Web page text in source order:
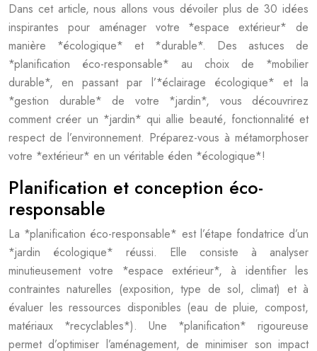
Dans cet article, nous allons vous dévoiler plus de 30 idées
inspirantes pour aménager votre *espace extérieur* de
manière *écologique* et *durable*. Des astuces de
*planification éco-responsable* au choix de *mobilier
durable*, en passant par l’*éclairage écologique* et la
*gestion durable* de votre *jardin*, vous découvrirez
comment créer un *jardin* qui allie beauté, fonctionnalité et
respect de l’environnement. Préparez-vous à métamorphoser
votre *extérieur* en un véritable éden *écologique*!
Planification et conception éco-
responsable
La *planification éco-responsable* est l’étape fondatrice d’un
*jardin écologique* réussi. Elle consiste à analyser
minutieusement votre *espace extérieur*, à identifier les
contraintes naturelles (exposition, type de sol, climat) et à
évaluer les ressources disponibles (eau de pluie, compost,
matériaux *recyclables*). Une *planification* rigoureuse
permet d’optimiser l’aménagement, de minimiser son impact